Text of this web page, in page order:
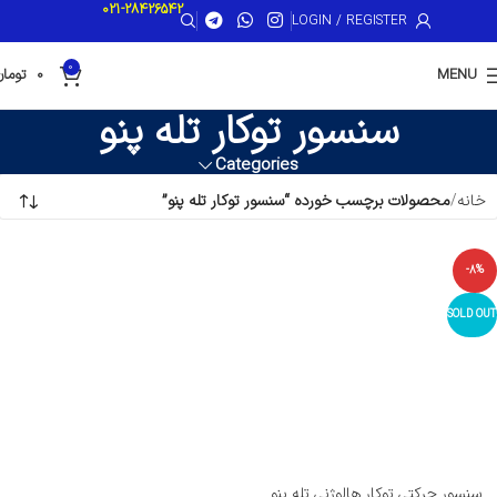
LOGIN / REGISTER
021-28426542
MENU
0
0
سنسور توکار تله پنو
Categories
خانه محصولات برچسب خورده “سنسور توکار تله پنو”
-8%
SOLD OUT